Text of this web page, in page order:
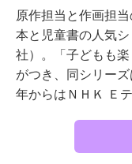
原作担当と作画担
本と児童書の人気
社）。「子どもも
がつき、同シリー
年からはＮＨＫ Ｅ